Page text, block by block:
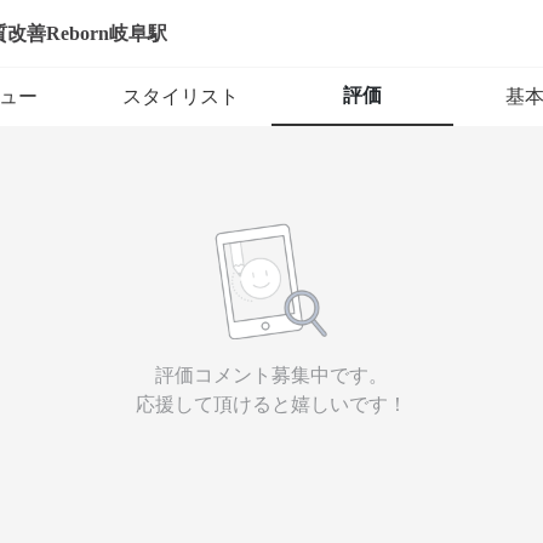
改善Reborn岐阜駅
ー スタイリスト 評価 基
評価コメント募集中です。
応援して頂けると嬉しいです！